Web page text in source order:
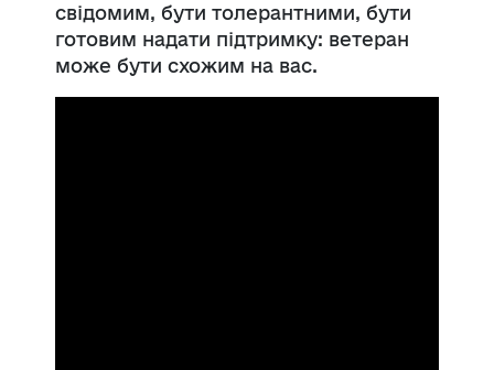
свідомим, бути толерантними, бути
готовим надати підтримку: ветеран
може бути схожим на вас.